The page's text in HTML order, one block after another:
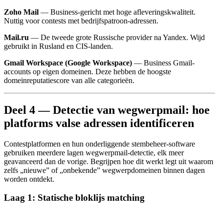
Zoho Mail — Business-gericht met hoge afleveringskwaliteit.
Nuttig voor contests met bedrijfspatroon-adressen.
Mail.ru — De tweede grote Russische provider na Yandex. Wijd
gebruikt in Rusland en CIS-landen.
Gmail Workspace (Google Workspace) — Business Gmail-
accounts op eigen domeinen. Deze hebben de hoogste
domeinreputatiescore van alle categorieën.
Deel 4 — Detectie van wegwerpmail: hoe
platforms valse adressen identificeren
Contestplatformen en hun onderliggende stembeheer-software
gebruiken meerdere lagen wegwerpmail-detectie, elk meer
geavanceerd dan de vorige. Begrijpen hoe dit werkt legt uit waarom
zelfs „nieuwe” of „onbekende” wegwerpdomeinen binnen dagen
worden ontdekt.
Laag 1: Statische bloklijs matching